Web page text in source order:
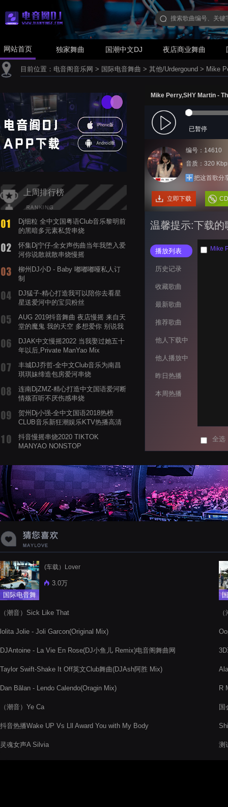
网站首页 独家舞曲 国潮中文DJ 夜店商业舞曲
目前位置： 电音阁音乐网 > 国际电音舞曲 > 其他/Urdergound > Mike
上周排行榜
Dj细粒 全中文国粤语Club音乐黎明前
的黑暗多元素私货串烧
怀集Dj宁仔-全女声伤曲当年我堕入爱
河你说散就散串烧慢摇
柳州DJ小D - Baby 嘟嘟嘟哑私人订
制
DJ猛子-精心打造我可以陪你去看星
星送爱河中的宝贝粉丝
AUG 2019抖音舞曲 夜店慢摇 来自天
堂的魔鬼 我的天空 多想爱你 别说我
DJAK中文慢摇2022 当我娶过她五十
年以后,Private ManYao Mix
丰城DJ乔哲-全中文Club音乐为南昌
琪琪妹缔造包房爱河串烧
连南DjZMZ-精心打造中文国语爱河断
情殇百听不厌伤感串烧
贺州Dj小强-全中文国语2018热榜
CLUB音乐新狂潮娱乐KTV热播高清
抖音慢摇串烧2020 TIKTOK
MANYAO NONSTOP
蝉爸爸妈妈爱存在夏天的风是想你的
声音啊
Mike Perry,SHY Martin -
已暂停
编号：14610
音质：320
把这首歌分
立即下载
温馨提示:下载的
播放列表
历史记录
收藏歌曲
最新歌曲
推荐歌曲
他人下载中
他人播放中
昨日热播
本周热播
Mike
全选
国际电音舞
(车载）Lover
3.0万
（潮音）Sick Like That
lolita Jolie - Joli Garcon(Original Mix)
DJAntoine - La Vie En Rose(DJ小鱼儿 Remix)电音阁舞曲网
Taylor Swift-Shake It Off英文Club舞曲(DJAsh阿胜 Mix)
Dan Bălan - Lendo Calendo(Oragin Mix)
（潮音）Ye Ca
抖音热播Wake UP Vs Lll Award You with My Body
灵魂女声A Silvia
R
国
测